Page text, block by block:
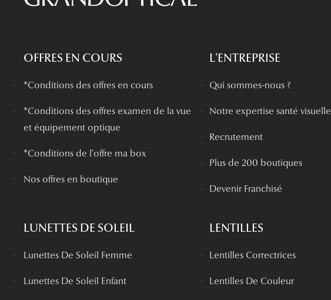
OFFRES EN COURS
*Conditions des offres en cours
*Conditions des offres examen de la vue
et équipement optique
*Conditions de l'offre ma box
Nos offres en boutique
L'ENTREPRISE
Qui sommes-nous ?
Notre expertise santé visuelle
Recrutement
Plus de 200 boutiques
Devenir Franchisé
LUNETTES DE SOLEIL
Lunettes De Soleil Femme
Lunettes De Soleil Enfant
LENTILLES
Lentilles Correctrices
Lentilles De Couleur